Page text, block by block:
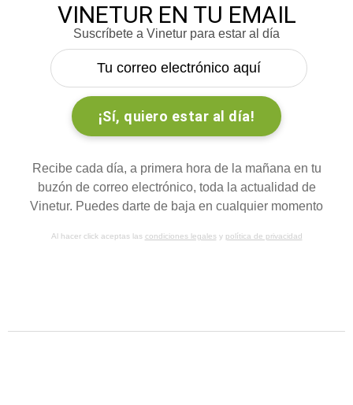
VINETUR EN TU EMAIL
Suscríbete a Vinetur para estar al día
Recibe cada día, a primera hora de la mañana en tu
buzón de correo electrónico, toda la actualidad de
Vinetur. Puedes darte de baja en cualquier momento
Al hacer click aceptas las condiciones legalesy política de privacidad